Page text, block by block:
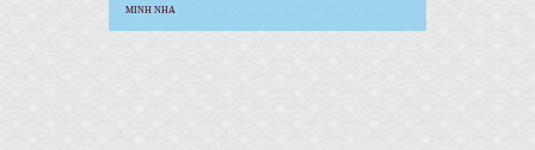
MINH NHA